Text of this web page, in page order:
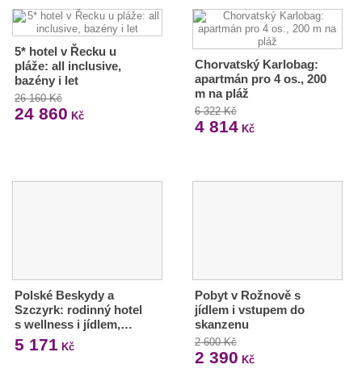
5* hotel v Řecku u
pláže: all inclusive,
bazény i let
26 160 Kč
24 860 Kč
Chorvatský Karlobag:
apartmán pro 4 os., 200
m na pláž
6 322 Kč
4 814Kč
Polské Beskydy a
Szczyrk: rodinný hotel
s wellness i jídlem,…
5 171 Kč
Pobyt v Rožnově s
jídlem i vstupem do
skanzenu
2 600 Kč
2 390 Kč